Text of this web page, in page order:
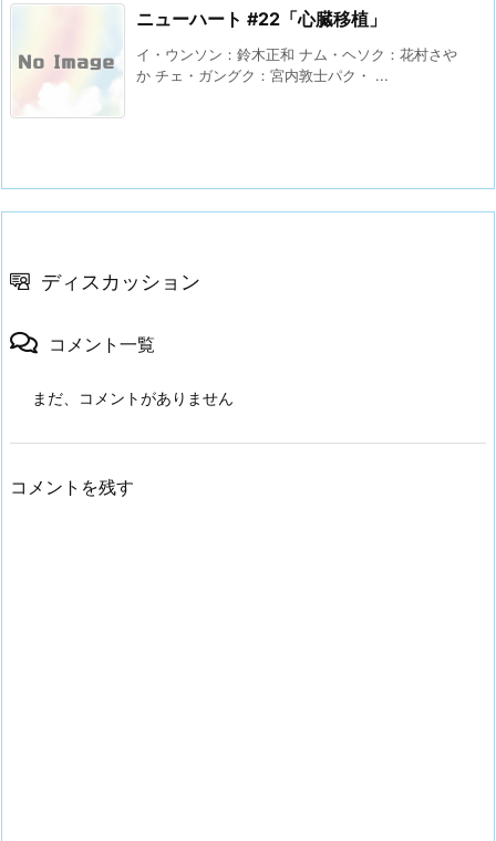
ニューハート #22「心臓移植」
イ・ウンソン：鈴木正和 ナム・ヘソク：花村さや
か チェ・ガングク：宮内敦士パク・ ...
ディスカッション
コメント一覧
まだ、コメントがありません
コメントを残す